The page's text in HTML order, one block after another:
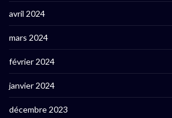
avril 2024
mars 2024
février 2024
janvier 2024
décembre 2023